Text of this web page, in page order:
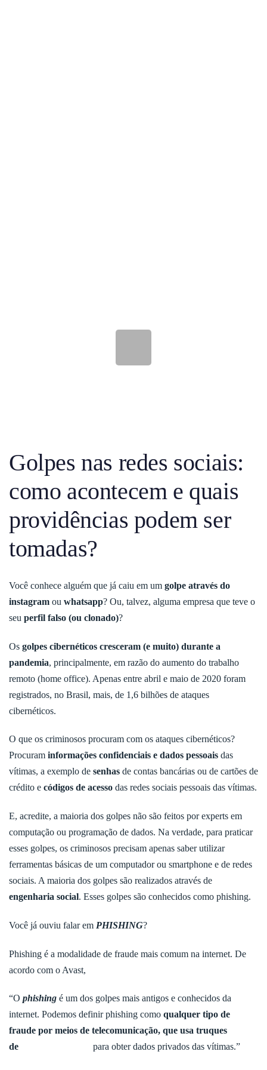
Golpes nas redes sociais:
como acontecem e quais
providências podem ser
tomadas?
Você conhece alguém que já caiu em um golpe através do
instagram ou whatsapp? Ou, talvez, alguma empresa que teve o
seu perfil falso (ou clonado)?
Os golpes cibernéticos cresceram (e muito) durante a
pandemia, principalmente, em razão do aumento do trabalho
remoto (home office). Apenas entre abril e maio de 2020 foram
registrados, no Brasil, mais, de 1,6 bilhões de ataques
cibernéticos.
O que os criminosos procuram com os ataques cibernéticos?
Procuram informações confidenciais e dados pessoais das
vítimas, a exemplo de senhas de contas bancárias ou de cartões de
crédito e códigos de acesso das redes sociais pessoais das vítimas.
E, acredite, a maioria dos golpes não são feitos por experts em
computação ou programação de dados. Na verdade, para praticar
esses golpes, os criminosos precisam apenas saber utilizar
ferramentas básicas de um computador ou smartphone e de redes
sociais. A maioria dos golpes são realizados através de
engenharia social. Esses golpes são conhecidos como phishing.
Você já ouviu falar em PHISHING?
Phishing é a modalidade de fraude mais comum na internet. De
acordo com o Avast,
“O phishing é um dos golpes mais antigos e conhecidos da
internet. Podemos definir phishing como qualquer tipo de
fraude por meios de telecomunicação, que usa truques
de
para obter dados privados das vítimas.”